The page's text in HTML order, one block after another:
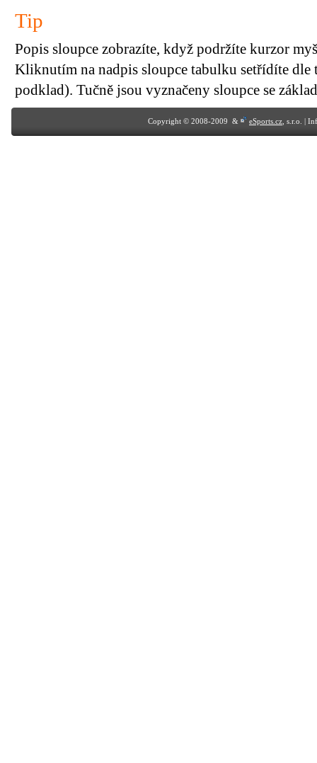
Tip
Popis sloupce zobrazíte, když podržíte kurzor
Kliknutím na nadpis sloupce tabulku setřídíte dle
podklad). Tučně jsou vyznačeny sloupce se
Copyright © 2008-2009 & eSports.cz , s.r.o. |